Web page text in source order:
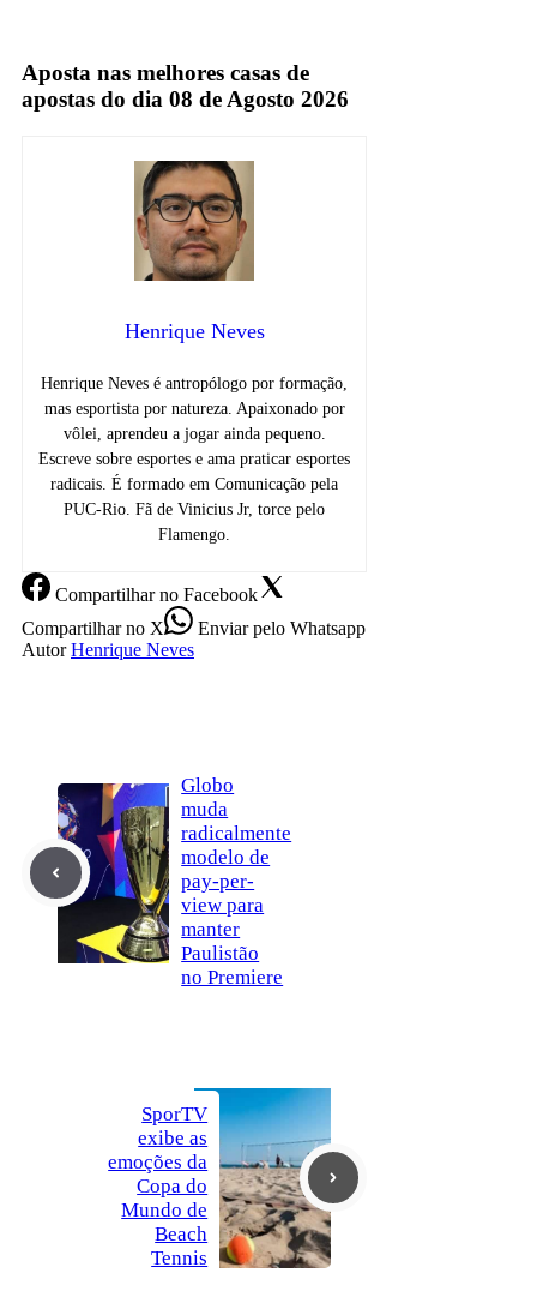
Aposta nas melhores casas de
apostas do dia 08 de Agosto 2026
Henrique Neves
Henrique Neves é antropólogo por formação,
mas esportista por natureza. Apaixonado por
vôlei, aprendeu a jogar ainda pequeno.
Escreve sobre esportes e ama praticar esportes
radicais. É formado em Comunicação pela
PUC-Rio. Fã de Vinicius Jr, torce pelo
Flamengo.
Compartilharno Facebook
Compartilharno X Enviarpelo Whatsapp
Autor Henrique Neves
Globo
muda
radicalmente
modelo de
pay-per-
view para
manter
Paulistão
no Premiere
SporTV
exibe as
emoções da
Copa do
Mundo de
Beach
Tennis